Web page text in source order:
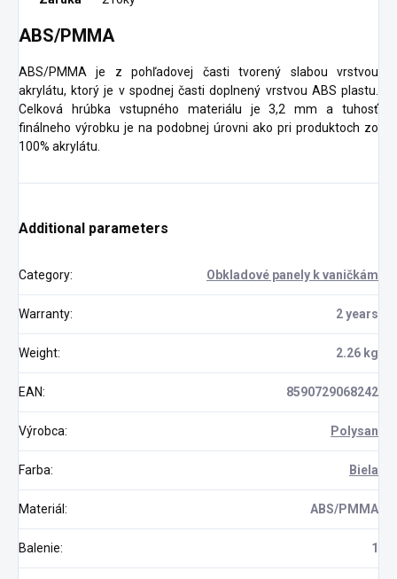
ABS/PMMA
ABS/PMMA je z pohľadovej časti tvorený slabou vrstvou
akrylátu, ktorý je v spodnej časti doplnený vrstvou ABS plastu.
Celková hrúbka vstupného materiálu je 3,2 mm a tuhosť
finálneho výrobku je na podobnej úrovni ako pri produktoch zo
100% akrylátu.
Additional parameters
Category: Obkladové panely k vaničkám
Warranty: 2 years
Weight: 2.26 kg
EAN: 8590729068242
Výrobca: Polysan
Farba: Biela
Materiál: ABS/PMMA
Balenie: 1